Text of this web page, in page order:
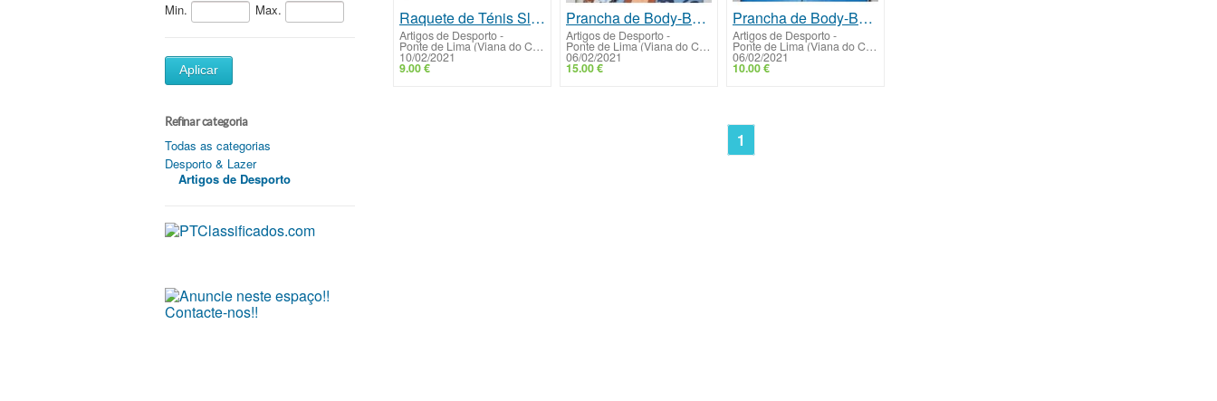
Min. Max.
Aplicar
Refinar categoria
Todas as categorias
Desporto & Lazer
Artigos de Desporto
Raquete de Ténis Slazenger
Artigos de Desporto-
Ponte de Lima (Viana do Castelo)
10/02/2021
9.00 €
Prancha de Body-Board (Surfista)
Artigos de Desporto-
Ponte de Lima (Viana do Castelo)
06/02/2021
15.00 €
Prancha de Body-Board
Artigos de Desporto-
Ponte de Lima (Viana do Castelo)
06/02/2021
10.00 €
1